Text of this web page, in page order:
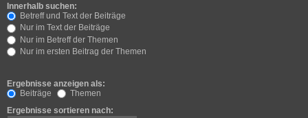
Innerhalb suchen:
Betreff und Text der Beiträge
Nur im Text der Beiträge
Nur im Betreff der Themen
Nur im ersten Beitrag der Themen
Ergebnisse anzeigen als:
Beiträge
Themen
Ergebnisse sortieren nach: